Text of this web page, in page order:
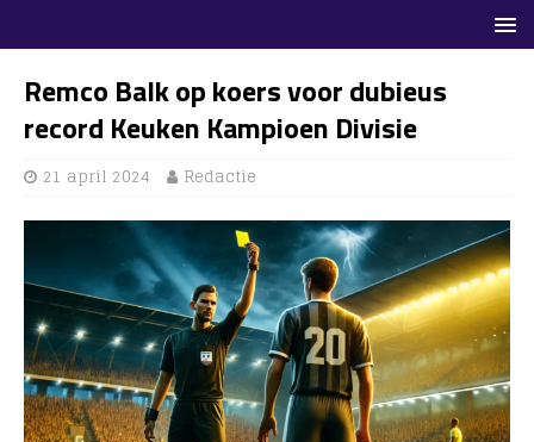
Remco Balk op koers voor dubieus
record Keuken Kampioen Divisie
21 april 2024 Redactie